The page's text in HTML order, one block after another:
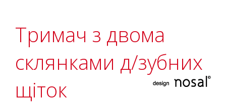
Тримач з двома
склянками д/зубних
щіток